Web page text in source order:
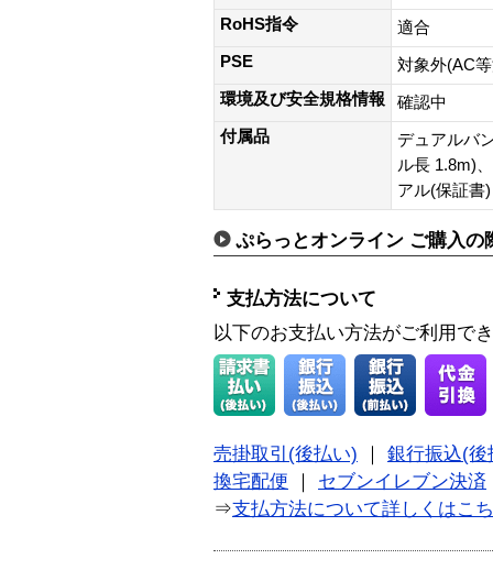
RoHS指令
適合
PSE
対象外(AC
環境及び安全規格情報
確認中
付属品
デュアルバ
ル長 1.8m)
アル(保証書)
ぷらっとオンライン ご購入の
支払方法について
以下のお支払い方法がご利用で
売掛取引(後払い)
銀行振込(後
換宅配便
セブンイレブン決済
⇒支払方法について詳しくはこ